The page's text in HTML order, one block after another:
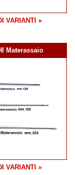
VARIANTI »
Materassaio
VARIANTI »